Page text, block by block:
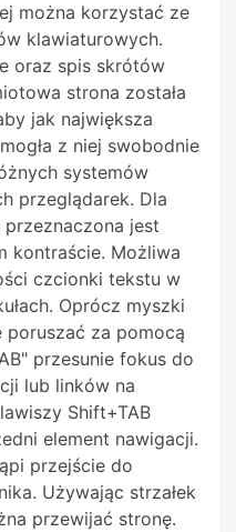
można korzystać ze
klawiaturowych.
oraz spis skrótów
strona została
jak największa
z niej swobodnie
systemów
przeglądarek. Dla
jest
kontraście. Możliwa
czcionki tekstu w
Oprócz myszki
za pomocą
przesunie fokus do
lub linków na
Shift+TAB
element nawigacji.
przejście do
Używając strzałek
przewijać stronę.